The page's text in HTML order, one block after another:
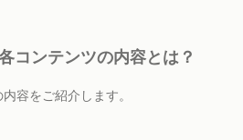
コンテンツの内容とは？
容をご紹介します。